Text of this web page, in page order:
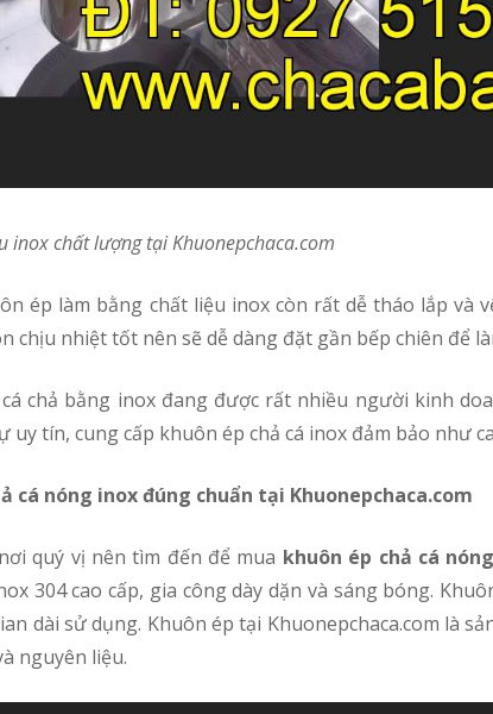
inox chất lượng tại Khuonepchaca.com
chịu nhiệt tốt nên sẽ dễ dàng đặt gần bếp chiên để
uy tín, cung cấp khuôn ép chả cá inox đảm bảo như
cá nóng inox đúng chuẩn tại Khuonepchaca.com
nơi quý vị nên tìm đến để mua khuôn ép chả cá
304 cao cấp, gia công dày dặn và sáng bóng.
dài sử dụng. Khuôn ép tại Khuonepchaca.com là
nguyên liệu.